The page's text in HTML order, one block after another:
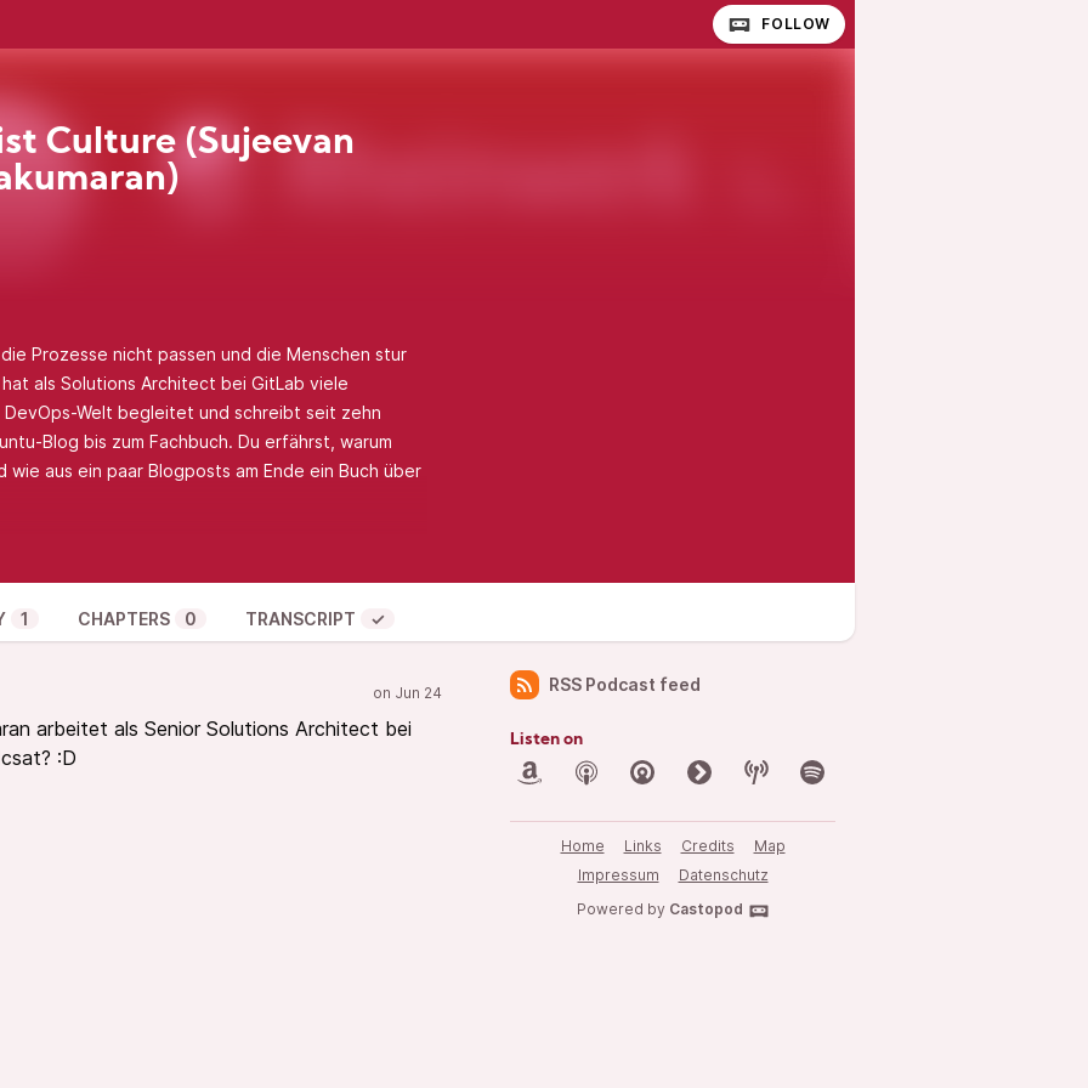
FOLLOW
Culture (Sujeevan
Prozesse nicht passen und die Menschen stur
als Solutions Architect bei GitLab viele
Welt begleitet und schreibt seit zehn
Blog bis zum Fachbuch. Du erfährst, warum
aus ein paar Blogposts am Ende ein Buch über
und sein Einstieg ins Schreiben
pragmatische Weg zum Master
und später ein DevOps-Buch wurde
Basis für alles andere ist
AI-Agenten in der Toolchain
und Storys aus der Praxis
Autoren
1 CHAPTERS 0 TRANSCRIPT ✓
arbeitet als Senior Solutions Architect bei
:D
RSS Podcast feed
Listen on
Home Links Credits
Map
Impressum
Datenschutz
Powered by Castopod